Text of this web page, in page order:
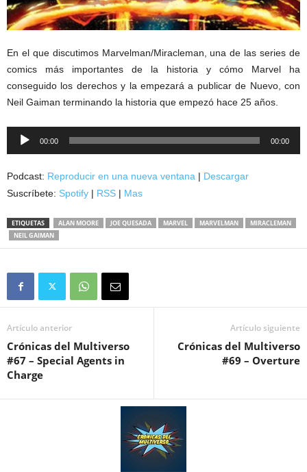
En el que discutimos Marvelman/Miracleman, una de las series de
comics más importantes de la historia y cómo Marvel ha
conseguido los derechos y la empezará a publicar de Nuevo, con
Neil Gaiman terminando la historia que empezó hace 25 años.
Reproductor
00:00 00:00
Podcast: Reproducir en una nueva ventana | Descargar
Suscríbete: Spotify | RSS | Mas
ETIQUETAS ALAN MOORE JOE QUESADA MARVEL MARVELMAN
MIRACLEMAN
NEIL GAIMAN
Artículo anterior
Crónicas del Multiverso
#67 – Special Agents in
Charge
Artículo siguiente
Crónicas del Multiverso
#69 – Overture